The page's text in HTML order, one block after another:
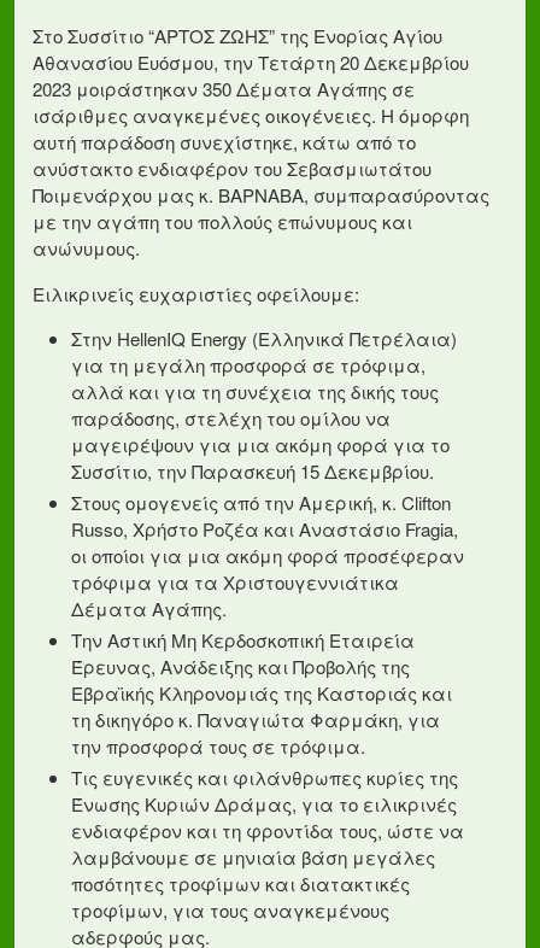
Στο Συσσίτιο “ΑΡΤΟΣ ΖΩΗΣ” της Ενορίας Αγίου
Αθανασίου Ευόσμου, την Τετάρτη 20 Δεκεμβρίου
2023 μοιράστηκαν 350 Δέματα Αγάπης σε
ισάριθμες αναγκεμένες οικογένειες. Η όμορφη
αυτή παράδοση συνεχίστηκε, κάτω από το
ανύστακτο ενδιαφέρον του Σεβασμιωτάτου
Ποιμενάρχου μας κ. ΒΑΡΝΑΒΑ, συμπαρασύροντας
με την αγάπη του πολλούς επώνυμους και
ανώνυμους.
Ειλικρινείς ευχαριστίες οφείλουμε:
Στην HellenIQ Energy (Ελληνικά Πετρέλαια)
για τη μεγάλη προσφορά σε τρόφιμα,
αλλά και για τη συνέχεια της δικής τους
παράδοσης, στελέχη του ομίλου να
μαγειρέψουν για μια ακόμη φορά για το
Συσσίτιο, την Παρασκευή 15 Δεκεμβρίου.
Στους ομογενείς από την Αμερική, κ. Clifton
Russo, Χρήστο Ροζέα και Αναστάσιο Fragia,
οι οποίοι για μια ακόμη φορά προσέφεραν
τρόφιμα για τα Χριστουγεννιάτικα
Δέματα Αγάπης.
Την Αστική Μη Κερδοσκοπική Εταιρεία
Έρευνας, Ανάδειξης και Προβολής της
Εβραϊκής Κληρονομιάς της Καστοριάς και
τη δικηγόρο κ. Παναγιώτα Φαρμάκη, για
την προσφορά τους σε τρόφιμα.
Τις ευγενικές και φιλάνθρωπες κυρίες της
Ένωσης Κυριών Δράμας, για το ειλικρινές
ενδιαφέρον και τη φροντίδα τους, ώστε να
λαμβάνουμε σε μηνιαία βάση μεγάλες
ποσότητες τροφίμων και διατακτικές
τροφίμων, για τους αναγκεμένους
αδερφούς μας.